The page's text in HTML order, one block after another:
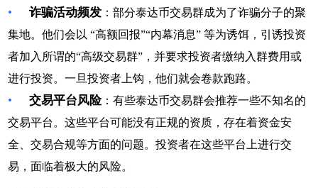
•诈骗活动频发 ：部分泰达币交易群成为了诈骗分子的聚
集地。他们会以 “高额回报”“内幕消息” 等为诱饵，引诱投资
者加入所谓的“高级交易群”，并要求投资者缴纳入群费用或
进行投资。一旦投资者上钩，他们就会卷款跑路。
•交易平台风险：有些泰达币交易群会推荐一些不知名的
交易平台。这些平台可能没有正规的资质，存在着资金安
全、交易合规等方面的问题。投资者在这些平台上进行交
易，面临着极大的风险。